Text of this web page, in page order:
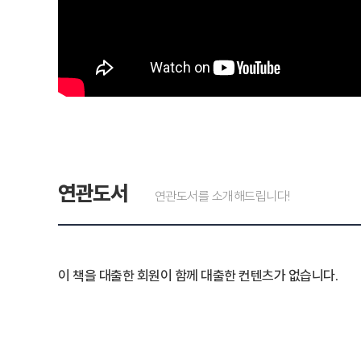
연관도서 연관도서를 소개해드립니다!
이 책을 대출한 회원이 함께 대출한 컨텐츠가 없습니다.